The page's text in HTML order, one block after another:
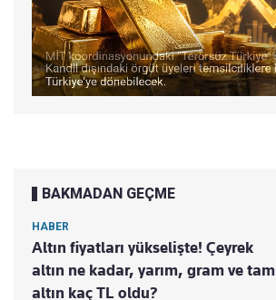
BAKMADAN GEÇME
HABER
Altın fiyatları yükselişte! Çeyrek
altın ne kadar, yarım, gram ve tam
altın kaç TL oldu?